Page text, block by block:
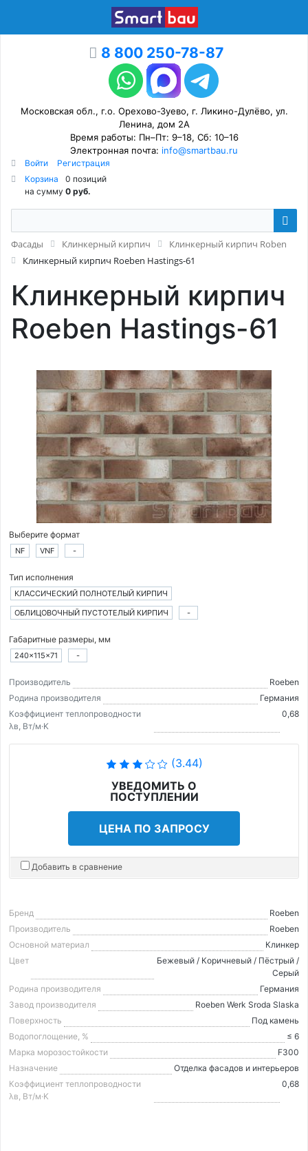
8 800 250-78-87
Московская обл., г.о. Орехово-Зуево, г. Ликино-Дулёво, ул.
Ленина, дом 2А
Время работы: Пн–Пт: 9–18, Сб: 10–16
Электронная почта: info@smartbau.ru
Войти
Регистрация
Корзина
0 позиций
на сумму 0 руб.
Фасады Клинкерный кирпич
Клинкерный кирпич Roben
Клинкерный кирпич Roeben Hastings-61
Клинкерный кирпич
Roeben Hastings-61
Выберите формат
NF VNF -
Тип исполнения
КЛАССИЧЕСКИЙ ПОЛНОТЕЛЫЙ КИРПИЧ
ОБЛИЦОВОЧНЫЙ ПУСТОТЕЛЫЙ КИРПИЧ
-
Габаритные размеры, мм
240×115×71 -
Производитель
Roeben
Родина производителя
Германия
Коэффициент теплопроводности
λв, Вт/м·K
0,68
(3.44)
УВЕДОМИТЬ О
ПОСТУПЛЕНИИ
ЦЕНА ПО ЗАПРОСУ
Добавить в сравнение
Бренд
Roeben
Производитель
Roeben
Основной материал
Клинкер
Цвет
Бежевый / Коричневый / Пёстрый /
Серый
Родина производителя
Германия
Завод производителя
Roeben Werk Sroda Slaska
Поверхность
Под камень
Водопоглощение, %
≤ 6
Марка морозостойкости
F300
Назначение
Отделка фасадов и интерьеров
Коэффициент теплопроводности
λв, Вт/м·K
0,68